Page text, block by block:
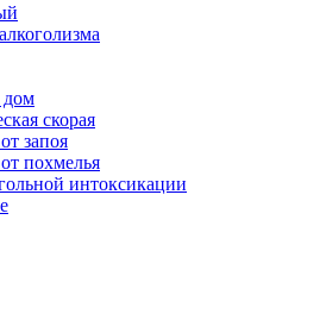
дом
скорая
запоя
похмелья
интоксикации